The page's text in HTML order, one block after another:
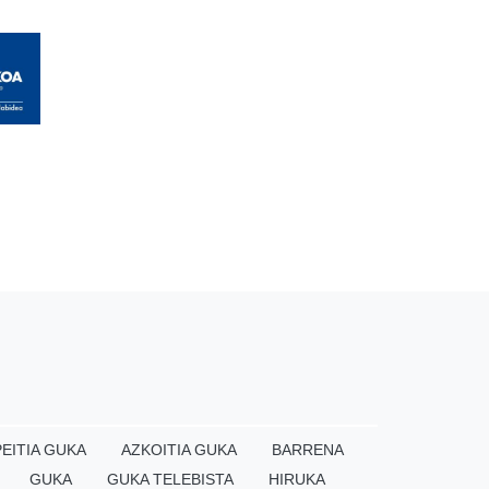
GUKA AZKOITIA GUKA
BARRENA
GUKA
GUKA TELEBISTA HIRUKA